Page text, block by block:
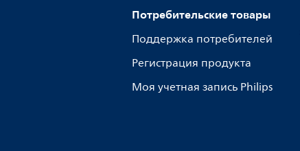
Потребительские товары
Поддержка потребителей
Регистрация продукта
Моя учетная запись Philips